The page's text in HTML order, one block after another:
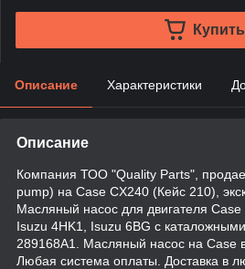
Купить
Описание Характеристики
Описание
Компания ТОО "Quality Parts",
pump) на Case CX240 (Кейс 210),
Масляный насос для двигателя Case
Isuzu 4HK1, Isuzu 6BG с
289168A1. Масляный насос на Case
Любая система оплаты. Доставка в